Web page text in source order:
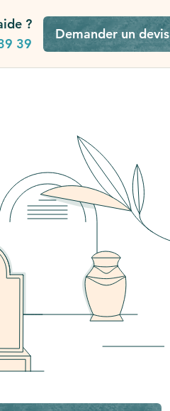
?
39
Demander un devis